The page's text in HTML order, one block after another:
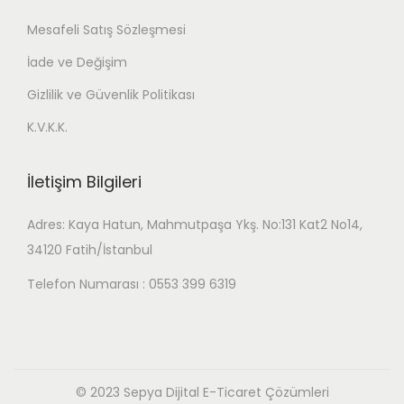
Mesafeli Satış Sözleşmesi
İade ve Değişim
Gizlilik ve Güvenlik Politikası
K.V.K.K.
İletişim Bilgileri
Adres: Kaya Hatun, Mahmutpaşa Ykş. No:131 Kat2 No14,
34120 Fatih/İstanbul
Telefon Numarası : 0553 399 6319
© 2023 Sepya Dijital E-Ticaret Çözümleri